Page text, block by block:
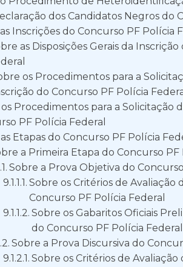
dos Candidatos Negros do
Inscrições do Concurso PF Polícia
as Disposições Gerais da
os Procedimentos para a
do Concurso PF Polícia
Procedimentos para a Solicitação
PF Polícia Federal
Etapas do Concurso PF Polícia
a Primeira Etapa do Concurso PF
Sobre a Prova Objetiva do
Sobre os Critérios de Avaliação
Concurso PF Polícia Federal
Sobre os Gabaritos Oficiais
do Concurso PF Polícia Federal
Sobre a Prova Discursiva do
Sobre os Critérios de Avaliação